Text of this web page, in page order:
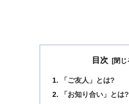
目次
「ご友人」とは?
「お知り合い」とは?